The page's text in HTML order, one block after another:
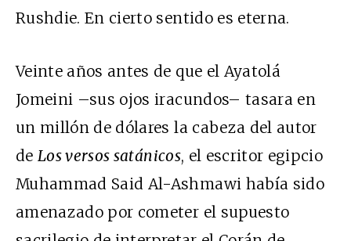
Rushdie. En cierto sentido es eterna.
Veinte años antes de que el Ayatolá
Jomeini –sus ojos iracundos– tasara en
un millón de dólares la cabeza del autor
de Los versos satánicos, el escritor egipcio
Muhammad Said Al-Ashmawi había sido
amenazado por cometer el supuesto